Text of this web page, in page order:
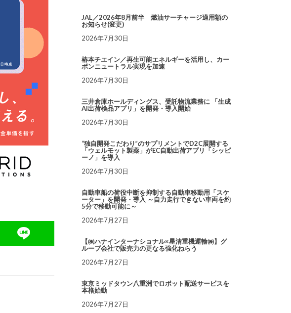
JAL／2026年8月前半 燃油サーチャージ適用額の
お知らせ(変更)
2026年7月30日
椿本チエイン／再生可能エネルギーを活用し、カー
ボンニュートラル実現を加速
2026年7月30日
三井倉庫ホールディングス、受託物流業務に 「生成
AI出荷検品アプリ」を開発・導入開始
2026年7月30日
“独自開発こだわり”のサプリメントでD2C展開する
「ウェルモット製薬」がEC自動出荷アプリ「シッピ
ーノ」を導入
2026年7月30日
自動車船の荷役中断を抑制する自動車移動用「スケ
ーター」を開発・導入 ～自力走行できない車両を約
5分で移動可能に～
2026年7月27日
【㈱ハナインターナショナル×星清重機運輸㈱】グ
ループ会社で販売力の更なる強化ねらう
2026年7月27日
東京ミッドタウン八重洲でロボット配送サービスを
本格始動
2026年7月27日